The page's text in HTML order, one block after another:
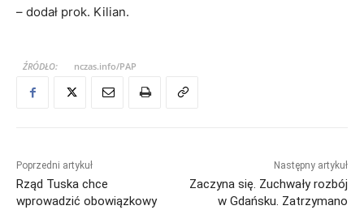
– dodał prok. Kilian.
ŹRÓDŁO: nczas.info/PAP
Poprzedni artykuł
Rząd Tuska chce
wprowadzić obowiązkowy
Następny artykuł
Zaczyna się. Zuchwały rozbój
w Gdańsku. Zatrzymano